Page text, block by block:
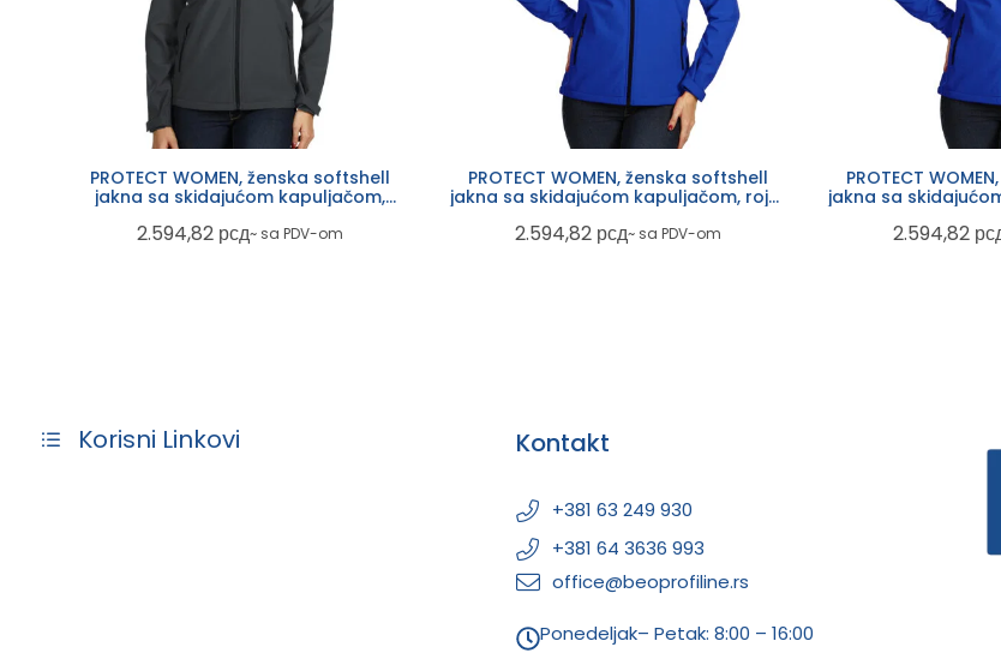
PROTECT WOMEN, ženska softshell
jakna sa skidajućom kapuljačom,
2.594,82 рсд~ sa PDV-om
PROTECT WOMEN, ženska softshell
jakna sa skidajućom kapuljačom, rojal
2.594,82 рсд~ sa PDV-om
PROTECT
jakna sa
2.594,82
Korisni Linkovi Kontakt
+381 63 249 930
+381 64 3636 993
office@beoprofiline.rs
Ponedeljak– Petak: 8:00 – 16:00